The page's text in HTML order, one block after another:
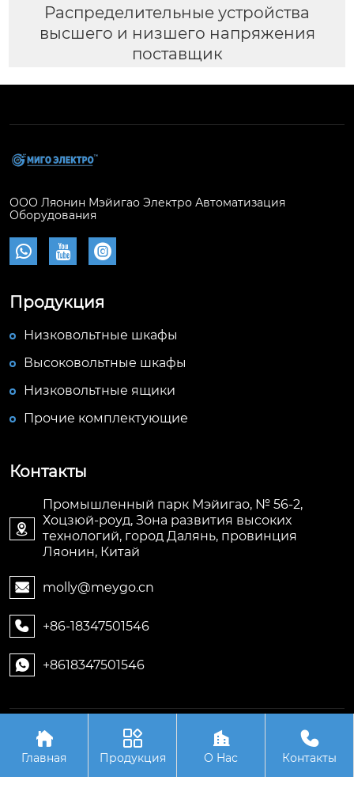
Распределительные устройства
высшего и низшего напряжения
поставщик
ООО Ляонин Мэйигао Электро Автоматизация
Оборудования
  
Продукция
Низковольтные шкафы
Высоковольтные шкафы
Низковольтные ящики
Прочие комплектующие
Контакты

Промышленный парк Мэйигао, № 56-2,
Хоцзюй-роуд, Зона развития высоких
технологий, город Далянь, провинция
Ляонин, Китай
 molly@meygo.cn
 +86-18347501546
 +8618347501546
Авторское право©ООО Ляонин Мэйигао Электро
Автоматизация Оборудования

Главная

Продукция

О Hас

Контакты